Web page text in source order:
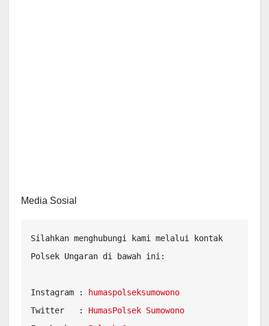
Media Sosial
Silahkan menghubungi kami melalui kontak
Polsek Ungaran di bawah ini:
Instagram :
Twitter   : HumasPolsek Sumowono